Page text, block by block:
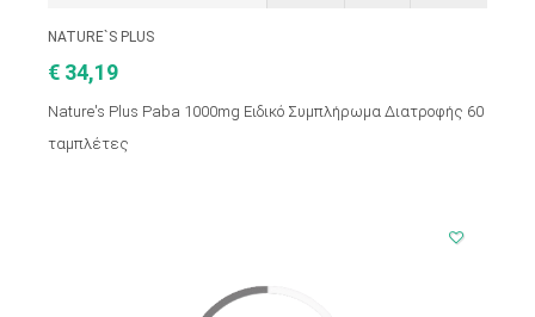
NATURE`S PLUS
€ 34,19
Nature's Plus Paba 1000mg Ειδικό Συμπλήρωμα Διατροφής 60
ταμπλέτες